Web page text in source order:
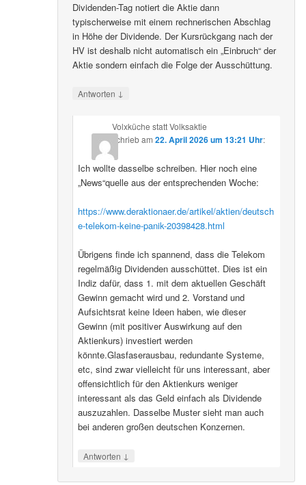
Dividenden-Tag notiert die Aktie dann
typischerweise mit einem rechnerischen Abschlag
in Höhe der Dividende. Der Kursrückgang nach der
HV ist deshalb nicht automatisch ein „Einbruch“ der
Aktie sondern einfach die Folge der Ausschüttung.
Antworten ↓
Volxküche statt Volksaktie
schriebam 22. April 2026 um 13:21 Uhr:
Ich wollte dasselbe schreiben. Hier noch eine
„News“quelle aus der entsprechenden Woche:
https://www.deraktionaer.de/artikel/aktien/deutsch
e-telekom-keine-panik-20398428.html
Übrigens finde ich spannend, dass die Telekom
regelmäßig Dividenden ausschüttet. Dies ist ein
Indiz dafür, dass 1. mit dem aktuellen Geschäft
Gewinn gemacht wird und 2. Vorstand und
Aufsichtsrat keine Ideen haben, wie dieser
Gewinn (mit positiver Auswirkung auf den
Aktienkurs) investiert werden
könnte.Glasfaserausbau, redundante Systeme,
etc, sind zwar vielleicht für uns interessant, aber
offensichtlich für den Aktienkurs weniger
interessant als das Geld einfach als Dividende
auszuzahlen. Dasselbe Muster sieht man auch
bei anderen großen deutschen Konzernen.
Antworten ↓